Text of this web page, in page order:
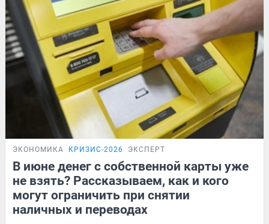
ЭКОНОМИКА КРИЗИС-2026 ЭКСПЕРТ
В июне денег с собственной карты уже
не взять? Рассказываем, как и кого
могут ограничить при снятии
наличных и переводах